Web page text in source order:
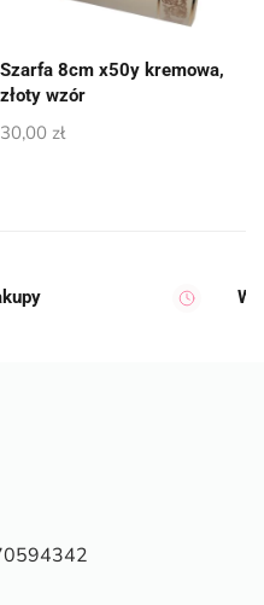
Szarfa 8cm x50y kremowa,
złoty wzór
30,00 zł